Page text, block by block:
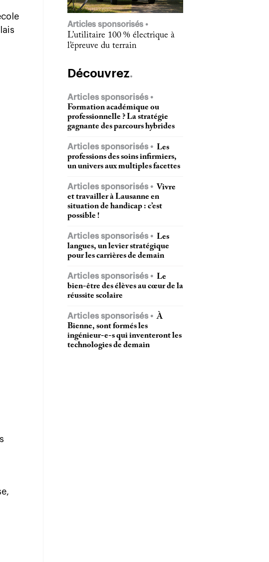
Articles sponsorisés
L’utilitaire 100 % électrique à
l’épreuve du terrain
Découvrez
Articles sponsorisés
Formation académique ou
professionnelle ? La stratégie
gagnante des parcours hybrides
Articles sponsorisés
Les
professions des soins infirmiers,
un univers aux multiples facettes
Articles sponsorisés
Vivre
et travailler à Lausanne en
situation de handicap : c’est
possible !
Articles sponsorisés
Les
langues, un levier stratégique
pour les carrières de demain
Articles sponsorisés
Le
bien-être des élèves au cœur de la
réussite scolaire
Articles sponsorisés
À
Bienne, sont formés les
ingénieur-e-s qui inventeront les
technologies de demain